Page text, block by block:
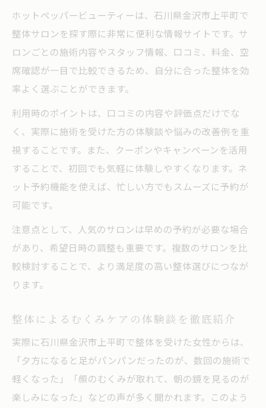
ホットペッパービューティーは、石川県金沢市上平町で
整体サロンを探す際に非常に便利な情報サイトです。サ
ロンごとの施術内容やスタッフ情報、口コミ、料金、空
席確認が一目で比較できるため、自分に合った整体を効
率よく選ぶことができます。
利用時のポイントは、口コミの内容や評価点だけでな
く、実際に施術を受けた方の体験談や悩みの改善例を重
視することです。また、クーポンやキャンペーンを活用
することで、初回でも気軽に体験しやすくなります。ネ
ット予約機能を使えば、忙しい方でもスムーズに予約が
可能です。
注意点として、人気のサロンは早めの予約が必要な場合
があり、希望日時の調整も重要です。複数のサロンを比
較検討することで、より満足度の高い整体選びにつなが
ります。
整体によるむくみケアの体験談を徹底紹介
実際に石川県金沢市上平町で整体を受けた女性からは、
「夕方になると足がパンパンだったのが、数回の施術で
軽くなった」「顔のむくみが取れて、朝の鏡を見るのが
楽しみになった」などの声が多く聞かれます。このよう